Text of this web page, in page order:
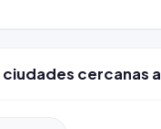
ciudades cercanas